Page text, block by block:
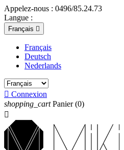
Appelez-nous : 0496/85.24.73
Langue :
Français 
Français
Deutsch
Nederlands
 Connexion
shopping_cart Panier (0)
